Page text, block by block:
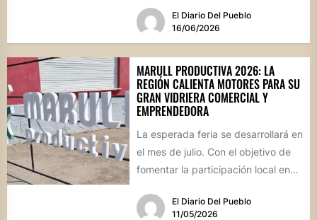
El Diario Del Pueblo
16/06/2026
MARULL PRODUCTIVA 2026: LA
REGIÓN CALIENTA MOTORES PARA SU
GRAN VIDRIERA COMERCIAL Y
EMPRENDEDORA
La esperada feria se desarrollará en
el mes de julio. Con el objetivo de
fomentar la participación local en
El Diario Del Pueblo
11/05/2026